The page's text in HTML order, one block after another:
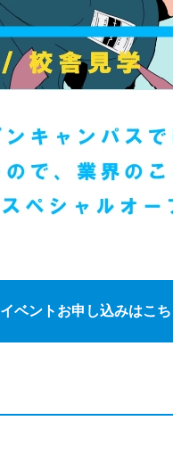
イベントお申し込みはこち